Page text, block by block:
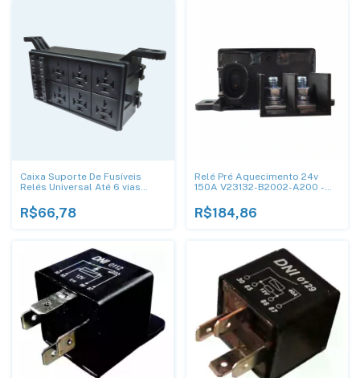
Caixa Suporte De Fusíveis
Relés Universal Até 6 vias
R$66,78
Relé Pré Aquecimento 24v
150A V23132-B2002-A200 -
R$184,86